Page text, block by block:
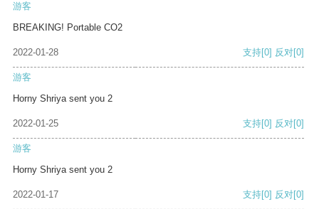
游客
BREAKING! Portable CO2
2022-01-28 支持[0] 反对[0]
游客
Horny Shriya sent you 2
2022-01-25 支持[0] 反对[0]
游客
Horny Shriya sent you 2
2022-01-17 支持[0] 反对[0]